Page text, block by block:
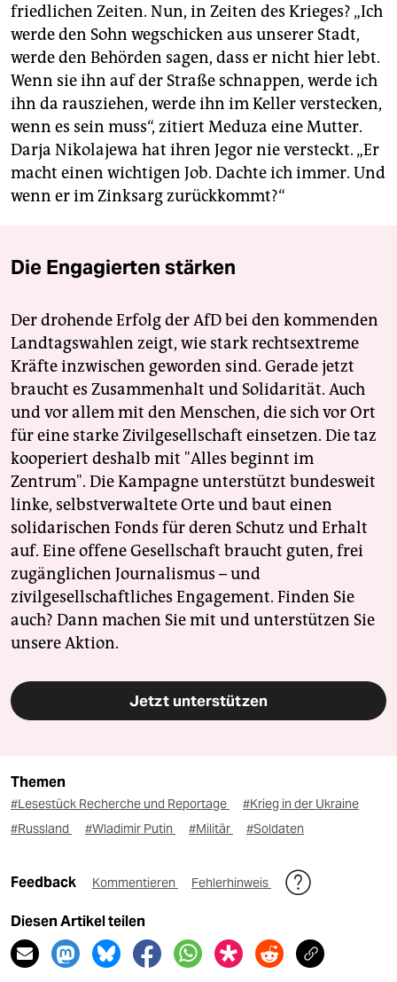
friedlichen Zeiten. Nun, in Zeiten des Krieges? „Ich
werde den Sohn wegschicken aus unserer Stadt,
werde den Behörden sagen, dass er nicht hier lebt.
Wenn sie ihn auf der Straße schnappen, werde ich
ihn da rausziehen, werde ihn im Keller verstecken,
wenn es sein muss“, zitiert Meduza eine Mutter.
Darja Nikolajewa hat ihren Jegor nie versteckt. „Er
macht einen wichtigen Job. Dachte ich immer. Und
wenn er im Zinksarg zurückkommt?“
Die Engagierten stärken
Der drohende Erfolg der AfD bei den kommenden
Landtagswahlen zeigt, wie stark rechtsextreme
Kräfte inzwischen geworden sind. Gerade jetzt
braucht es Zusammenhalt und Solidarität. Auch
und vor allem mit den Menschen, die sich vor Ort
für eine starke Zivilgesellschaft einsetzen. Die taz
kooperiert deshalb mit "Alles beginnt im
Zentrum". Die Kampagne unterstützt bundesweit
linke, selbstverwaltete Orte und baut einen
solidarischen Fonds für deren Schutz und Erhalt
auf. Eine offene Gesellschaft braucht guten, frei
zugänglichen Journalismus – und
zivilgesellschaftliches Engagement. Finden Sie
auch? Dann machen Sie mit und unterstützen Sie
unsere Aktion.
Jetzt unterstützen
Themen
#Lesestück Recherche und Reportage
#Krieg in der Ukraine
#Russland
#Wladimir Putin #Militär #Soldaten
Feedback Kommentieren Fehlerhinweis
Diesen Artikel teilen